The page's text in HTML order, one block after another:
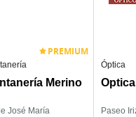
PREMIUM
Merino
José María
Óptica
Paseo